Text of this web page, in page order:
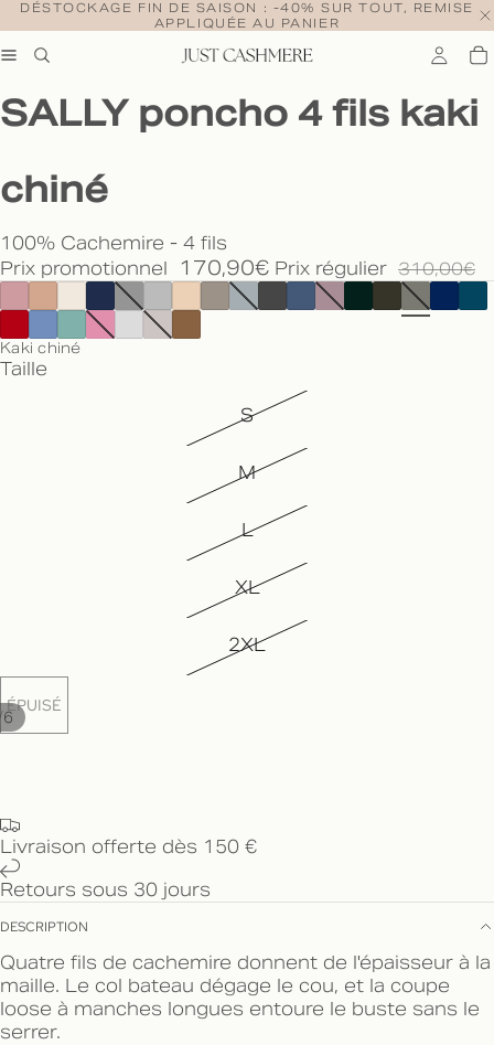
DÉSTOCKAGE FIN DE SAISON : -40% SUR TOUT, REMISE
APPLIQUÉE AU PANIER
6
SALLY poncho 4 fils kaki
chiné
100% Cachemire - 4 fils
Prix promotionnel
170,90€ Prix régulier 310,00€
Kaki chiné
Taille
S
M
L
XL
2XL
ÉPUISÉ
Livraison offerte dès 150 €
Retours sous 30 jours
DESCRIPTION
Quatre fils de cachemire donnent de l'épaisseur à la
maille. Le col bateau dégage le cou, et la coupe
loose à manches longues entoure le buste sans le
serrer.